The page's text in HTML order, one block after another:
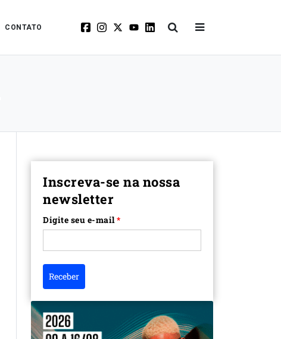
CONTATO
Inscreva-se na nossa
newsletter
Digite seu e-mail*
Receber